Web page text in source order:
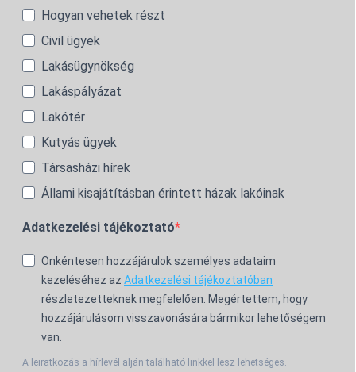
Hogyan vehetek részt
Civil ügyek
Lakásügynökség
Lakáspályázat
Lakótér
Kutyás ügyek
Társasházi hírek
Állami kisajátításban érintett házak lakóinak
Adatkezelési tájékoztató
Önkéntesen hozzájárulok személyes adataim
kezeléséhez az Adatkezelési tájékoztatóban
részletezetteknek megfelelően. Megértettem, hogy
hozzájárulásom visszavonására bármikor lehetőségem
van.
A leiratkozás a hírlevél alján található linkkel lesz lehetséges.